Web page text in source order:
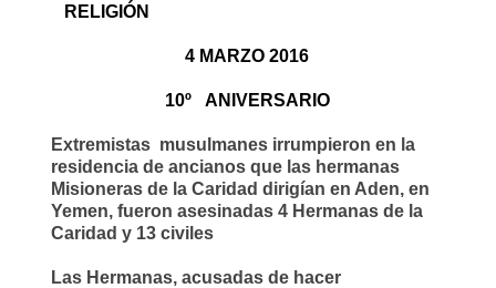
RELIGIÓN
4 MARZO 2016
10º ANIVERSARIO
Extremistas musulmanes irrumpieron en la
residencia de ancianos que las hermanas
Misioneras de la Caridad dirigían en Aden, en
Yemen, fueron asesinadas 4 Hermanas de la
Caridad y 13 civiles
Las Hermanas, acusadas de hacer